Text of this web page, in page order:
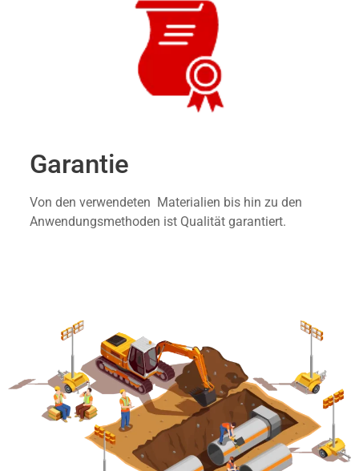
Garantie
Von den verwendeten Materialien bis hin zu den
Anwendungsmethoden ist Qualität garantiert.